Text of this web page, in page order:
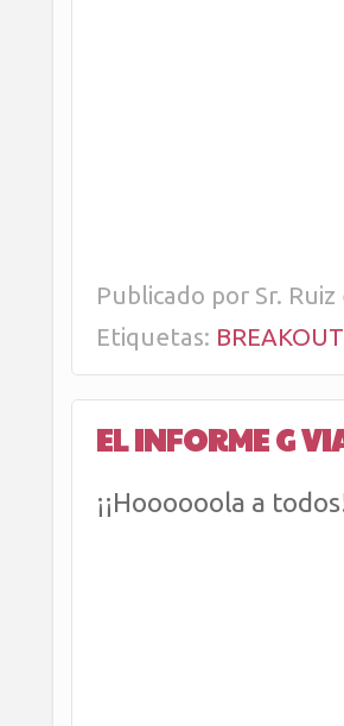
Publicado por Sr. Ruiz
Etiquetas:
EL INFORME G
¡¡Hoooooola a